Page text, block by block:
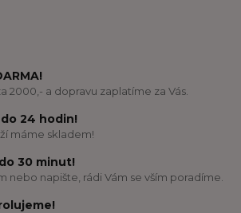
2000,- a dopravu zaplatíme za Vás.
24 hodin!
máme skladem!
30 minut!
nebo napište, rádi Vám se vším poradíme.